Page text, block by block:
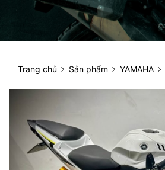
Trang chủ Sản phẩm YAMAHA